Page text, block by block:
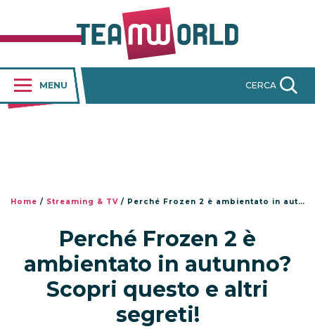
MENU CERCA
Home / Streaming & TV / Perché Frozen 2 è ambientato in autunno? Scopri questo e altri segreti!
Perché Frozen 2 è
ambientato in autunno?
Scopri questo e altri
segreti!